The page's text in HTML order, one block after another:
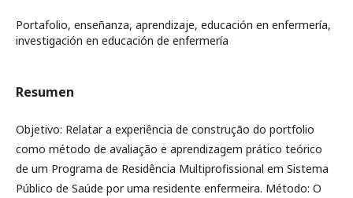
Portafolio, enseñanza, aprendizaje, educación en enfermería,
investigación en educación de enfermería
Resumen
Objetivo: Relatar a experiência de construção do portfolio
como método de avaliação e aprendizagem prático teórico
de um Programa de Residência Multiprofissional em Sistema
Público de Saúde por uma residente enfermeira. Método: O